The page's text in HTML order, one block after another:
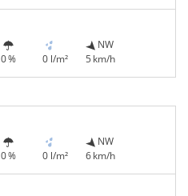
0 % 0 l/m²
NW
5 km/h
0 % 0 l/m²
NW
6 km/h